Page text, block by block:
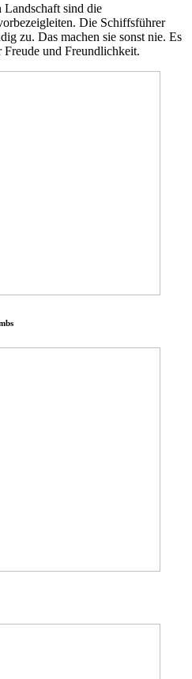
Landschaft sind die
Die Schiffsführer
zu. Das machen sie sonst nie. Es
Freude und Freundlichkeit.